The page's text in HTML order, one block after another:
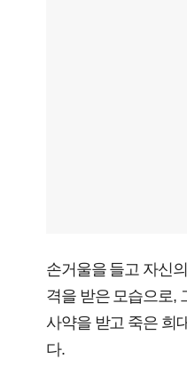
손거울을 들고 자신
격을 받은 모습으로,
사약을 받고 죽은 희
다.